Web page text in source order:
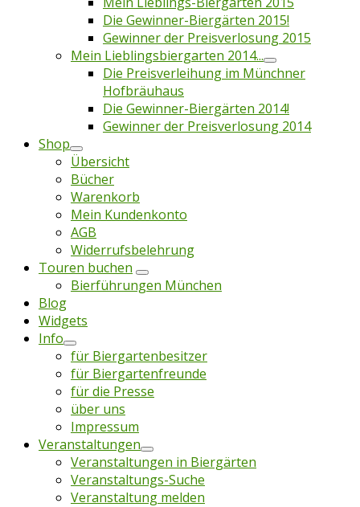
Die Gewinner-Biergärten 2015!
Gewinner der Preisverlosung 2015
Mein Lieblingsbiergarten 2014...
Die Preisverleihung im Münchner
Hofbräuhaus
Die Gewinner-Biergärten 2014!
Gewinner der Preisverlosung 2014
Shop
Übersicht
Bücher
Warenkorb
Mein Kundenkonto
AGB
Widerrufsbelehrung
Touren buchen
Bierführungen München
Blog
Widgets
Info
für Biergartenbesitzer
für Biergartenfreunde
für die Presse
über uns
Impressum
Veranstaltungen
Veranstaltungen in Biergärten
Veranstaltungs-Suche
Veranstaltung melden